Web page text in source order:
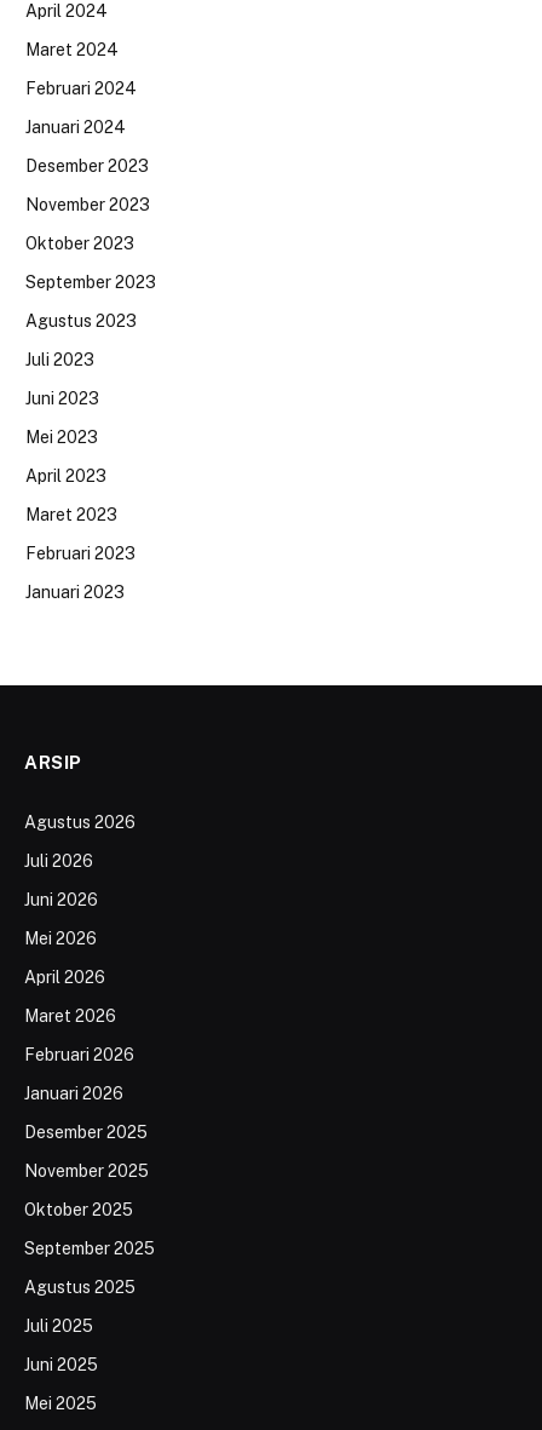
April 2024
Maret 2024
Februari 2024
Januari 2024
Desember 2023
November 2023
Oktober 2023
September 2023
Agustus 2023
Juli 2023
Juni 2023
Mei 2023
April 2023
Maret 2023
Februari 2023
Januari 2023
ARSIP
Agustus 2026
Juli 2026
Juni 2026
Mei 2026
April 2026
Maret 2026
Februari 2026
Januari 2026
Desember 2025
November 2025
Oktober 2025
September 2025
Agustus 2025
Juli 2025
Juni 2025
Mei 2025